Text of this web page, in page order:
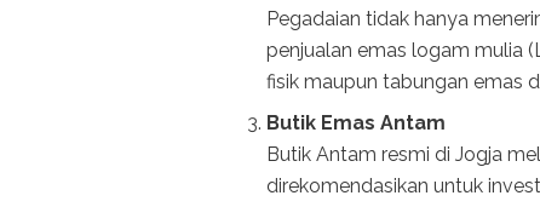
Pegadaian tidak hanya
penjualan emas logam mulia
fisik maupun tabungan emas
Butik Emas Antam
Butik Antam resmi di Jogja
direkomendasikan untuk